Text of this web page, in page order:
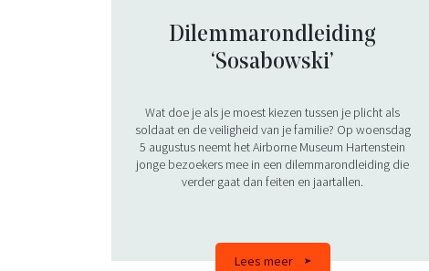
Dilemmarondleiding
‘Sosabowski’
Wat doe je als je moest kiezen tussen je plicht als
soldaat en de veiligheid van je familie? Op woensdag
5 augustus neemt het Airborne Museum Hartenstein
jonge bezoekers mee in een dilemmarondleiding die
verder gaat dan feiten en jaartallen.
Lees meer